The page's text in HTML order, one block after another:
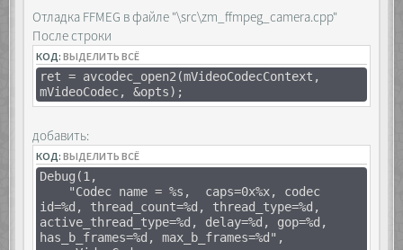
Отладка FFMEG в файле "\src\zm_ffmpeg_camera.cpp"
После строки
КОД:ВЫДЕЛИТЬ ВСЁ
ret = avcodec_open2(mVideoCodecContext,
mVideoCodec, &opts);
добавить:
КОД:ВЫДЕЛИТЬ ВСЁ
Debug(1,
"Codec name = %s, caps=0x%x, codec
id=%d, thread_count=%d, thread_type=%d,
active_thread_type=%d, delay=%d, gop=%d,
has_b_frames=%d, max_b_frames=%d",